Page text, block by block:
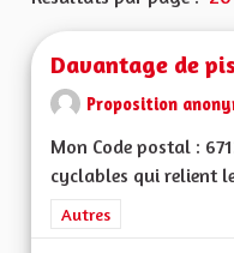
Davantage de
Proposition
Mon Code postal :
cyclables qui relient
Filtrer les résultats de
Autres